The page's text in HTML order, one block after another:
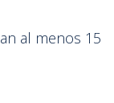
al menos 15